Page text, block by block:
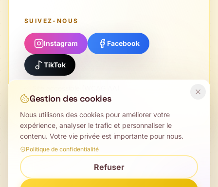
SUIVEZ-NOUS
Instagram Facebook
TikTok
Licence : PLATESV-D-2025-000355
© 2026 MOAMO Festival
Gestion des cookies
Nous utilisons des cookies pour améliorer votre
expérience, analyser le trafic et personnaliser le
contenu. Votre vie privée est importante pour nous.
Politique de confidentialité
Refuser